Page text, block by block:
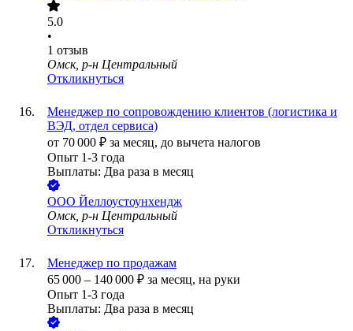
5.0
•
1 отзыв
Омск, р-н Центральный
Откликнуться
Менеджер по сопровождению клиентов (логистика и
ВЭД, отдел сервиса)
от 70 000 ₽ за месяц, до вычета налогов
Опыт 1-3 года
Выплаты: Два раза в месяц
ООО Йеллоустоунхендж
Омск, р-н Центральный
Откликнуться
Менеджер по продажам
65 000 – 140 000 ₽ за месяц, на руки
Опыт 1-3 года
Выплаты: Два раза в месяц